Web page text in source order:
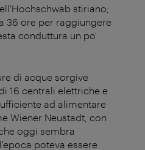
stiriano;
36 ore per raggiungere
conduttura un po'
di acque sorgive
16 centrali elettriche e
ad alimentare
Wiener Neustadt, con
oggi sembra
poteva essere